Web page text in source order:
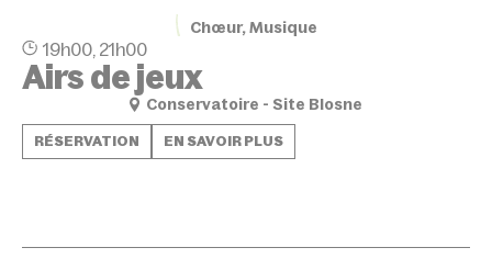
Chœur, Musique
19h00, 21h00
Airs de jeux
Conservatoire - Site Blosne
RÉSERVATION EN SAVOIR PLUS